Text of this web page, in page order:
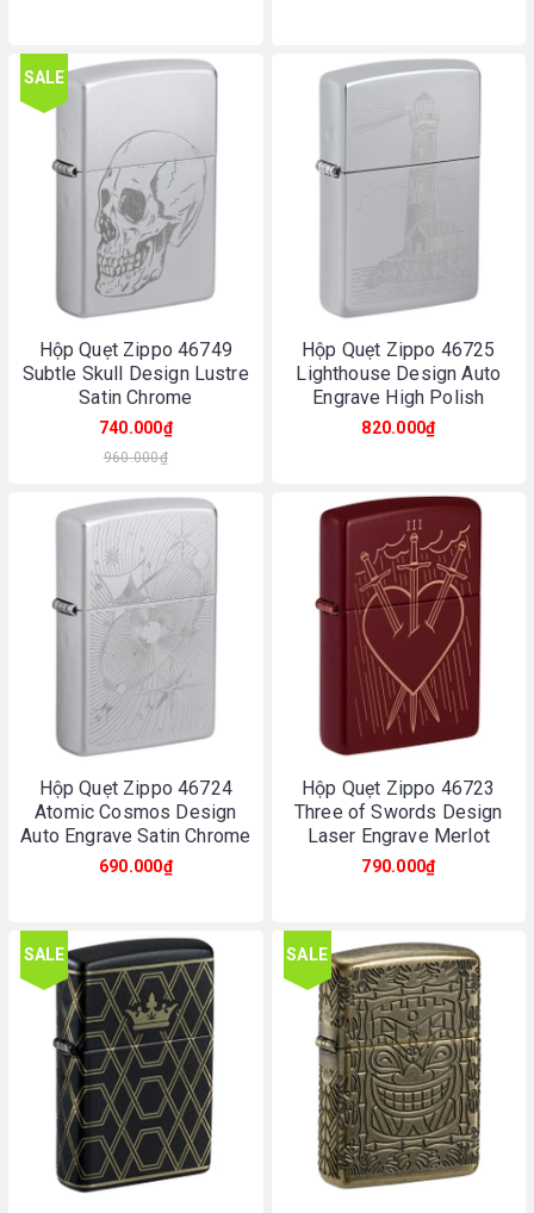
SALE
Hộp Quẹt Zippo 46749
Subtle Skull Design Lustre
Satin Chrome
740.000₫
960.000₫
Hộp Quẹt Zippo 46725
Lighthouse Design Auto
Engrave High Polish
Chrome
820.000₫
Hộp Quẹt Zippo 46724
Atomic Cosmos Design
Auto Engrave Satin Chrome
690.000₫
Hộp Quẹt Zippo 46723
Three of Swords Design
Laser Engrave Merlot
790.000₫
SALE SALE